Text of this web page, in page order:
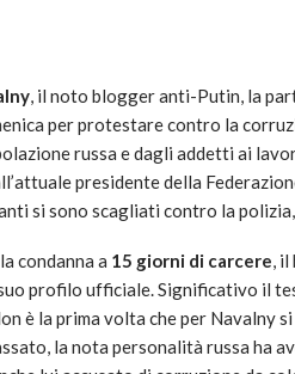
, il noto blogger anti-Putin, la
per protestare contro la
russa e dagli addetti ai
presidente della
si sono scagliati contro la
condanna a 15 giorni di carcere, il
profilo ufficiale. Significativo il
è la prima volta che per Navalny
la nota personalità russa ha
quale
per il tuo prato
ago 785